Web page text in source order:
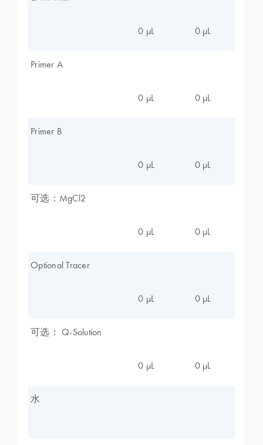
0 µL 0 µL
Primer A
0 µL 0 µL
Primer B
0 µL 0 µL
可选：MgCl2
0 µL 0 µL
Optional Tracer
0 µL 0 µL
可选： Q-Solution
0 µL 0 µL
水